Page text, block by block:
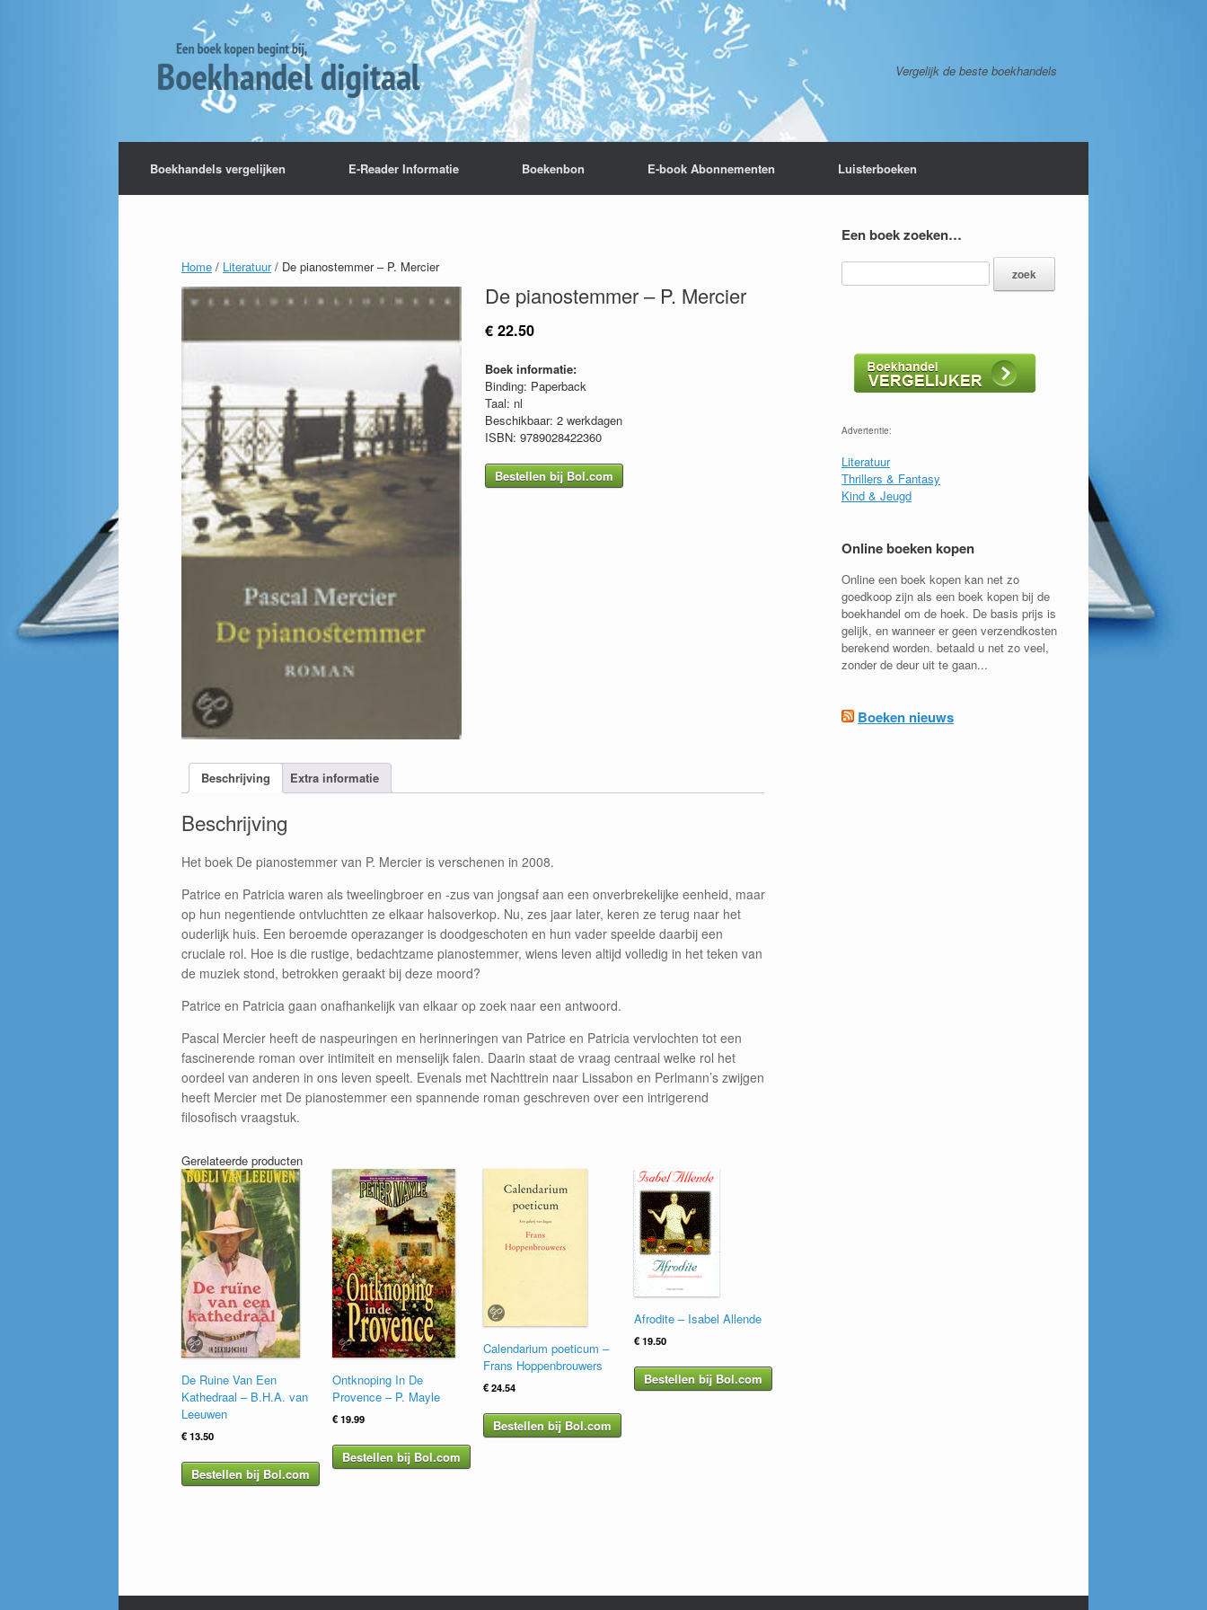
Vergelijk de beste boekhandels
Boekhandels vergelijken E-Reader Informatie Boekenbon E-book Abonnementen Luisterboeken
Home / Literatuur/ De pianostemmer – P. Mercier
De pianostemmer – P. Mercier
€ 22.50
Boek informatie:
Binding: Paperback
Taal: nl
Beschikbaar: 2 werkdagen
ISBN: 9789028422360
Bestellen bij Bol.com
Beschrijving Extra informatie
Beschrijving
Het boek De pianostemmer van P. Mercier is verschenen in 2008.
Patrice en Patricia waren als tweelingbroer en -zus van jongsaf aan een onverbrekelijke eenheid, maar
op hun negentiende ontvluchtten ze elkaar halsoverkop. Nu, zes jaar later, keren ze terug naar het
ouderlijk huis. Een beroemde operazanger is doodgeschoten en hun vader speelde daarbij een
cruciale rol. Hoe is die rustige, bedachtzame pianostemmer, wiens leven altijd volledig in het teken van
de muziek stond, betrokken geraakt bij deze moord?
Patrice en Patricia gaan onafhankelijk van elkaar op zoek naar een antwoord.
Pascal Mercier heeft de naspeuringen en herinneringen van Patrice en Patricia vervlochten tot een
fascinerende roman over intimiteit en menselijk falen. Daarin staat de vraag centraal welke rol het
oordeel van anderen in ons leven speelt. Evenals met Nachttrein naar Lissabon en Perlmann’s zwijgen
heeft Mercier met De pianostemmer een spannende roman geschreven over een intrigerend
filosofisch vraagstuk.
Gerelateerde producten
De Ruine Van Een
Kathedraal – B.H.A. van
Leeuwen
€13.50
Bestellen bij Bol.com
Ontknoping In De
Provence – P. Mayle
€19.99
Bestellen bij Bol.com
Calendarium poeticum –
Frans Hoppenbrouwers
€24.54
Bestellen bij Bol.com
Afrodite – Isabel Allende
€19.50
Bestellen bij Bol.com
Een boek zoeken…
Advertentie:
Literatuur
Thrillers & Fantasy
Kind & Jeugd
Online boeken kopen
Online een boek kopen kan net zo
goedkoop zijn als een boek kopen bij de
boekhandel om de hoek. De basis prijs is
gelijk, en wanneer er geen verzendkosten
berekend worden. betaald u net zo veel,
zonder de deur uit te gaan...
Boeken nieuws